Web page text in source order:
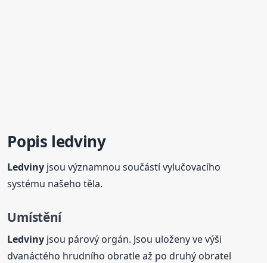
Popis ledviny
Ledviny jsou významnou součástí vylučovacího
systému našeho těla.
Umístění
Ledviny jsou párový orgán. Jsou uloženy ve výši
dvanáctého hrudního obratle až po druhý obratel